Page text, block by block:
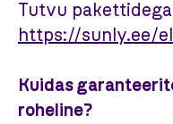
Tutvu pakettidega
https://sunly.ee/
Kuidas
roheline?